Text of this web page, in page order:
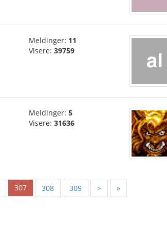
Meldinger: 11
Visere: 39759
Meldinger: 5
Visere: 31636
307 308 309 > »